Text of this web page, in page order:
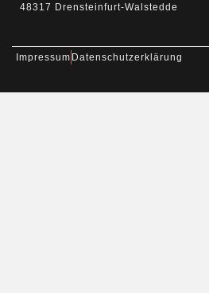
48317 Drensteinfurt-Walstedde
Impressum Datenschutzerklärung